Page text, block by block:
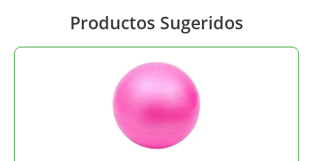
Productos Sugeridos